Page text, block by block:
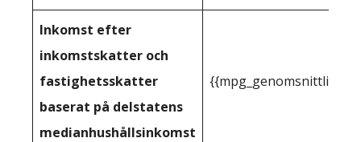
Inkomst efter
inkomstskatter och
fastighetsskatter
baserat på delstatens
medianhushållsinkomst